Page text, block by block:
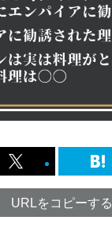
URLをコピーする